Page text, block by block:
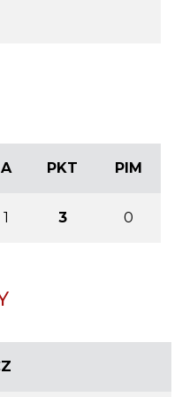
A PKT PIM
1 3 0